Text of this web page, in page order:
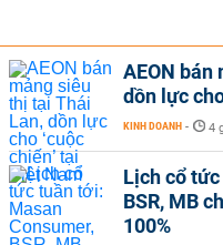
AEON bán
dồn lực
KINH DOANH - 4
Lịch cổ
BSR, MB
100%